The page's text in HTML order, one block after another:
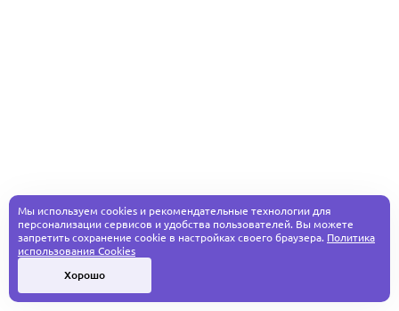
Мы используем cookies и рекомендательные технологии для
персонализации сервисов и удобства пользователей. Вы можете
запретить сохранение cookie в настройках своего браузера. Политика
использования Cookies
Хорошо